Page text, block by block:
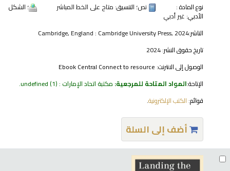
نوع المادة :
نص؛ التنسيق: متاح على الخط المباشر ؛ الشكل
الأدبي: غير أدبي
الناشر:Cambridge, England : Cambridge University Press, 2024
تاريخ حقوق النشر:
الوصول إلى الانترنت: Ebook Central Connect to resource
الإتاحة:المواد المتاحة للمرجعية: مكتبة اتحاد الإمارات : undefined(1).
قوائم: الكتب الإلكترونية.
أضف إلى السلة